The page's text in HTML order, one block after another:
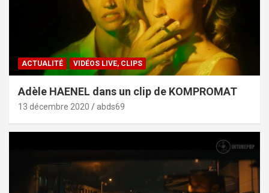
ACTUALITÉ VIDÉOS LIVE, CLIPS
Adèle HAENEL dans un clip de KOMPROMAT
13 décembre 2020 abds69